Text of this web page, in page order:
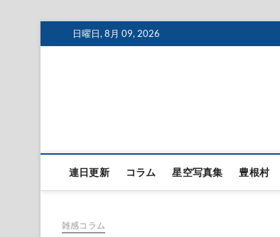
to
日曜日, 8月 09, 2026
連日更新 コラム 星空写真集 豊根村
雑感コラム